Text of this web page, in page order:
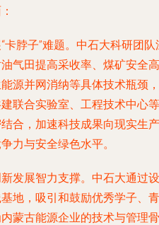
脖子”难题。中石大科研团队
气田提高采收率、煤矿安全高
源并网消纳等具体技术瓶颈，
联合实验室、工程技术中心等
合，加速科技成果向现实生产
力与安全绿色水平。
发展智力支撑。中石大通过设
地，吸引和鼓励优秀学子、青
蒙古能源企业的技术与管理骨